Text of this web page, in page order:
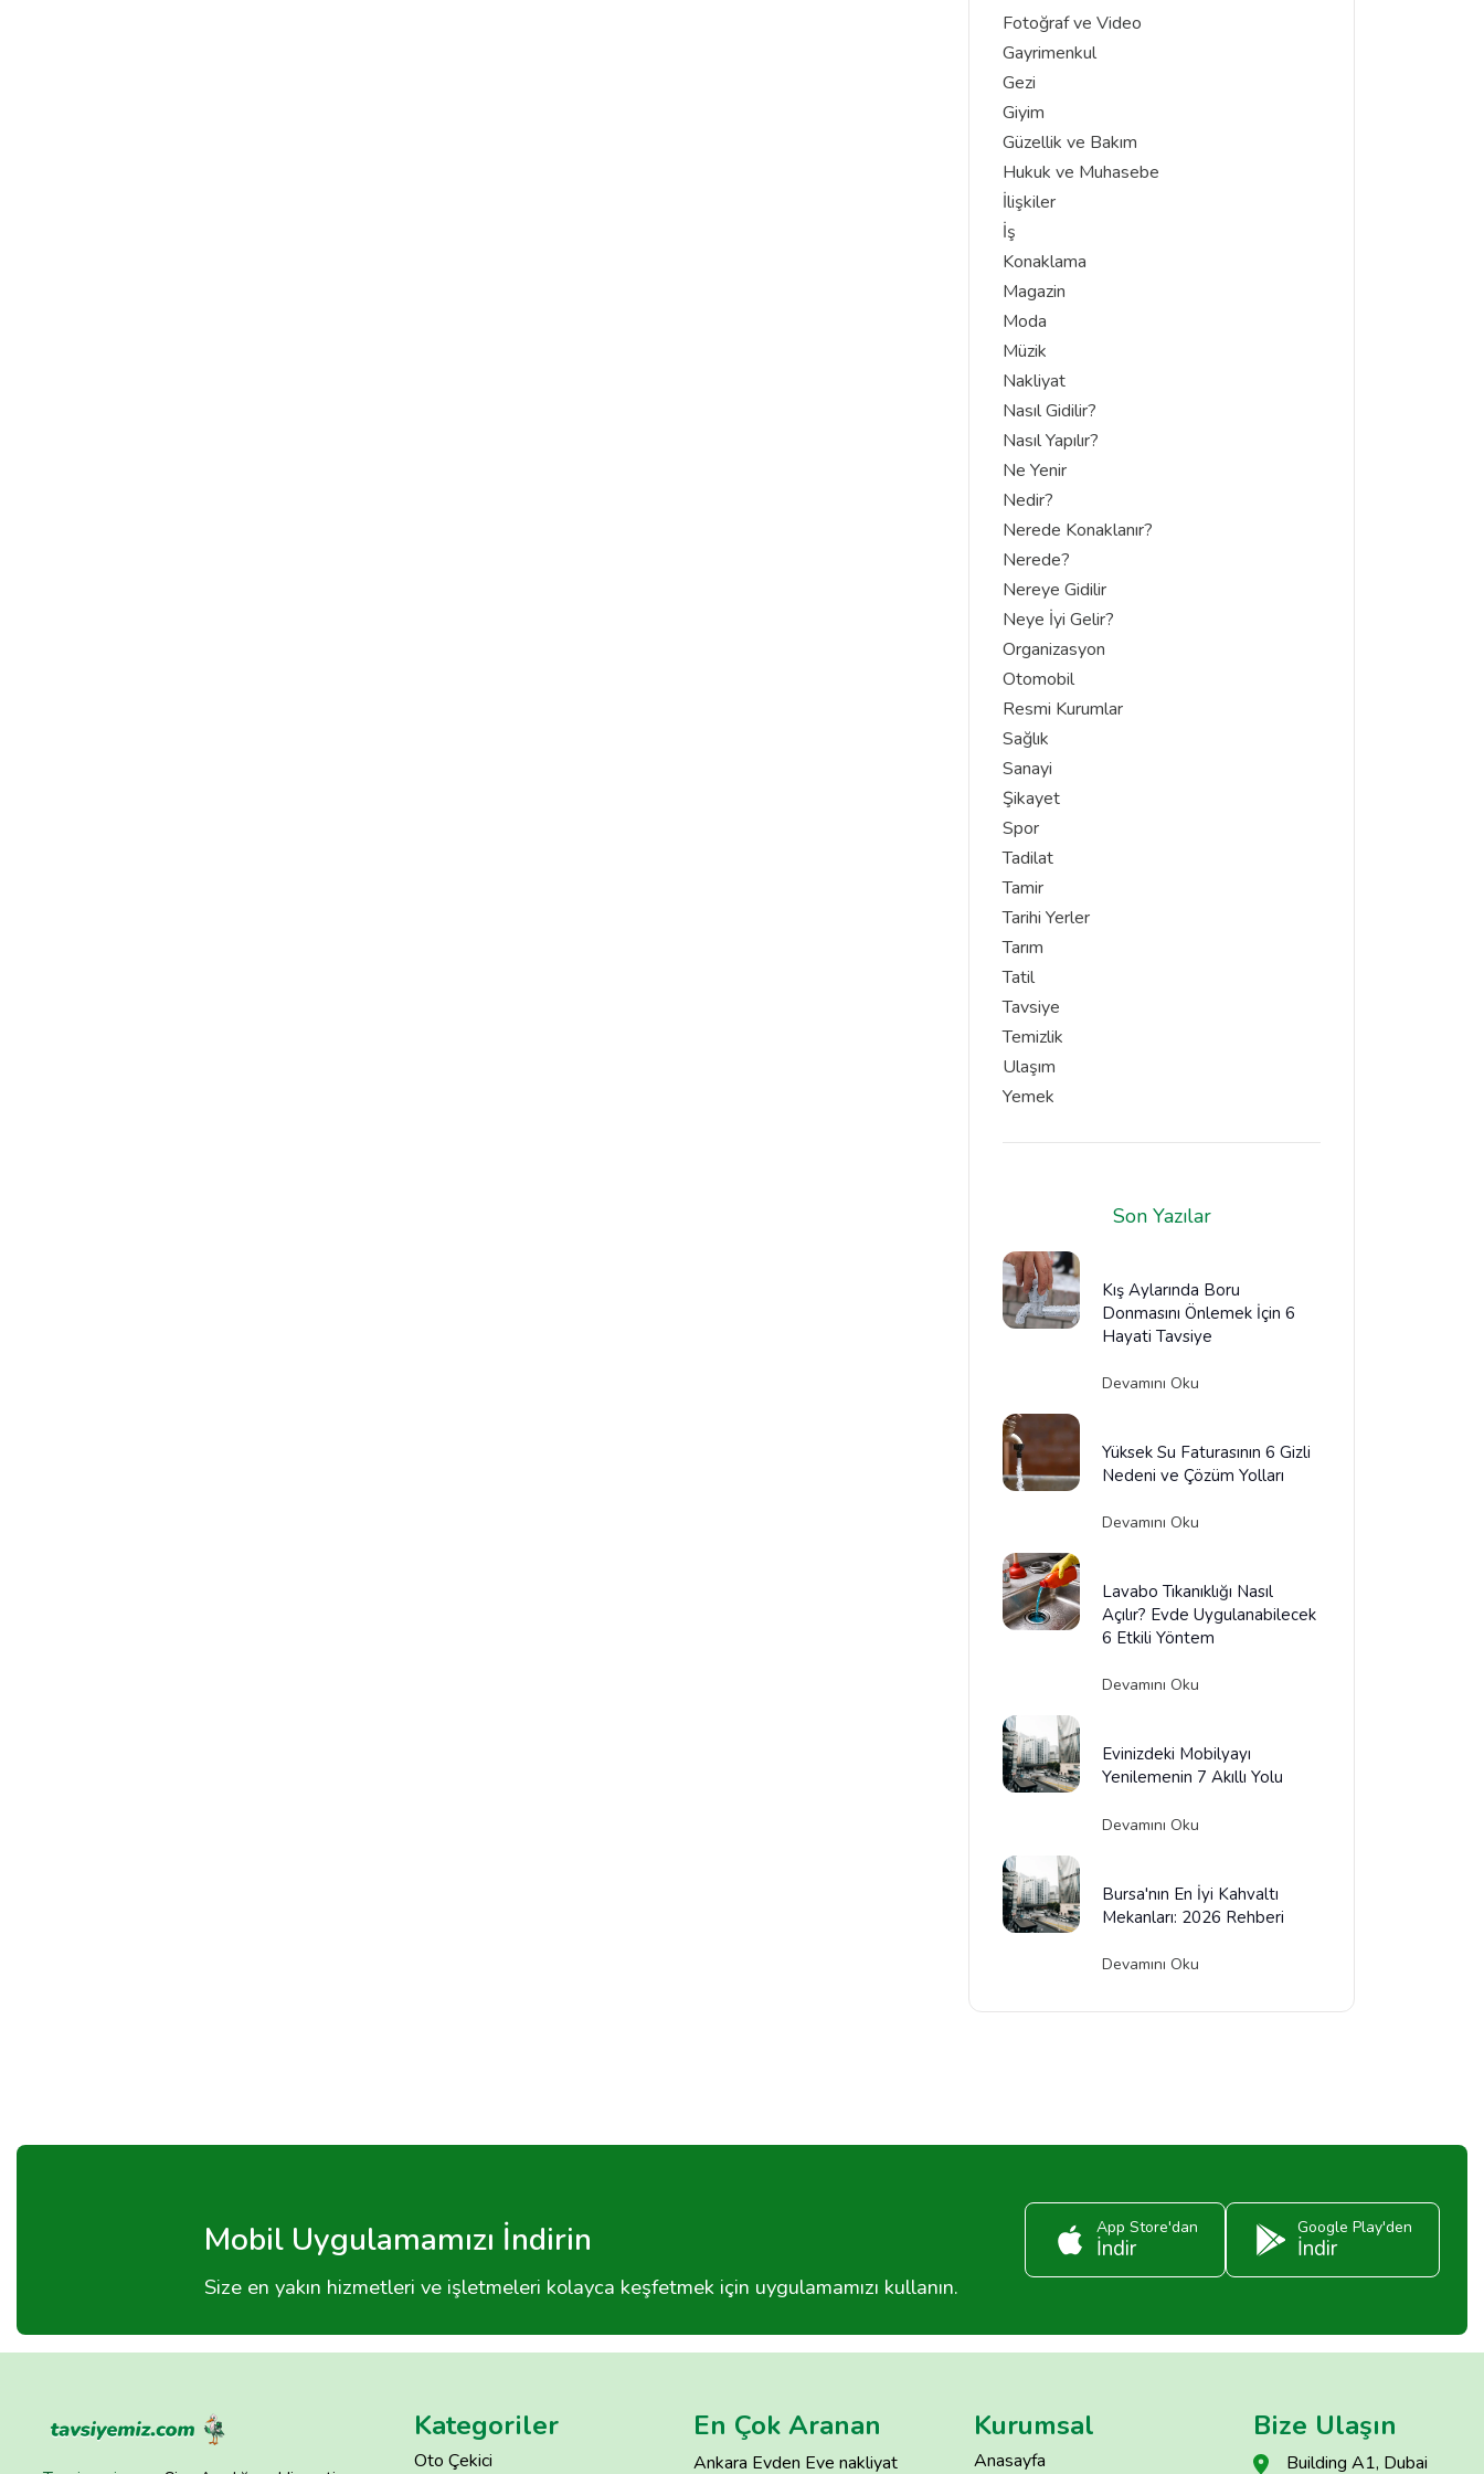
Fotoğraf ve Video
Gayrimenkul
Gezi
Giyim
Güzellik ve Bakım
Hukuk ve Muhasebe
İlişkiler
İş
Konaklama
Magazin
Moda
Müzik
Nakliyat
Nasıl Gidilir?
Nasıl Yapılır?
Ne Yenir
Nedir?
Nerede Konaklanır?
Nerede?
Nereye Gidilir
Neye İyi Gelir?
Organizasyon
Otomobil
Resmi Kurumlar
Sağlık
Sanayi
Şikayet
Spor
Tadilat
Tamir
Tarihi Yerler
Tarım
Tatil
Tavsiye
Temizlik
Ulaşım
Yemek
Son Yazılar
Kış Aylarında Boru
Donmasını Önlemek İçin 6
Hayati Tavsiye
Devamını Oku
Yüksek Su Faturasının 6 Gizli
Nedeni ve Çözüm Yolları
Devamını Oku
Lavabo Tıkanıklığı Nasıl
Açılır? Evde Uygulanabilecek
6 Etkili Yöntem
Devamını Oku
Evinizdeki Mobilyayı
Yenilemenin 7 Akıllı Yolu
Devamını Oku
Bursa'nın En İyi Kahvaltı
Mekanları: 2026 Rehberi
Devamını Oku
Mobil Uygulamamızı İndirin
Size en yakın hizmetleri ve işletmeleri kolayca keşfetmek için uygulamamızı kullanın.
App Store'dan
İndir
Google Play'den
İndir
Kategoriler
Oto Çekici
En Çok Aranan
Ankara Evden Eve nakliyat
Kurumsal
Anasayfa
Bize Ulaşın
Building A1, Dubai